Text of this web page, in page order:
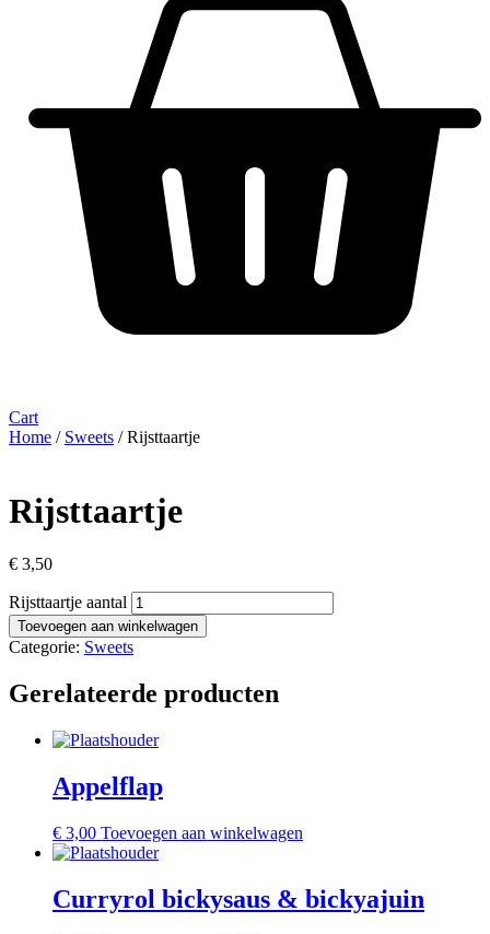
Cart
Home / Sweets / Rijsttaartje
Rijsttaartje
€ 3,50
Rijsttaartje aantal
Toevoegen aan winkelwagen
Categorie: Sweets
Gerelateerde producten
Appelflap
€ 3,00 Toevoegen aan winkelwagen
Curryrol bickysaus & bickyajuin